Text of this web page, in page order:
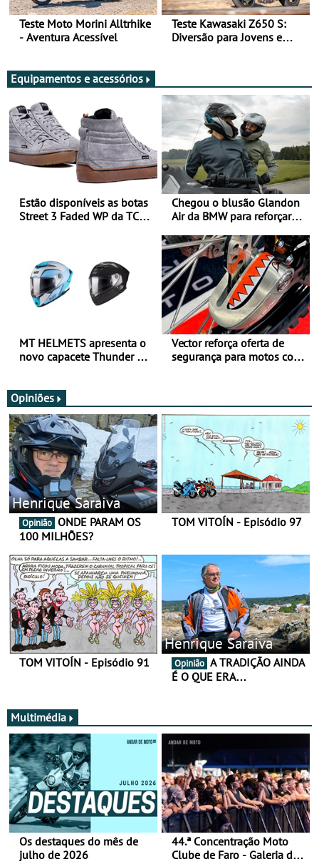
Teste Moto Morini Alltrhike
- Aventura Acessível
Teste Kawasaki Z650 S:
Diversão para Jovens e
Equipamentos e acessórios
Estão disponíveis as botas
Street 3 Faded WP da TCX
Chegou o blusão Glandon
Air da BMW para reforçar
verão
MT HELMETS apresenta o
novo capacete Thunder 4 R
Vector reforça oferta de
segurança para motos com
Opiniões
Henrique Saraiva
Opinião
100 MILHÕES?
TOM VITOÍN - Episódio 97
TOM VITOÍN - Episódio 91
Henrique Saraiva
Opinião
É O QUE ERA…
Multimédia
Os destaques do mês de
julho de 2026
44.ª Concentração Moto
Clube de Faro - Galeria de